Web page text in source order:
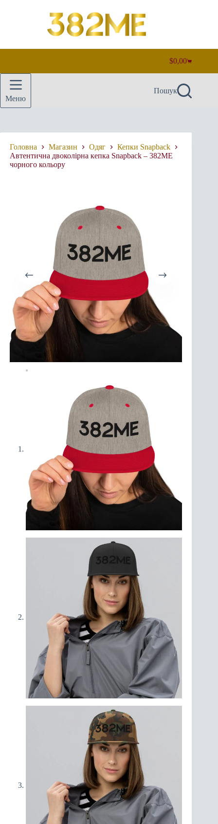
Кошик
$0,00
Меню
Пошук
Головна Магазин Одяг
Кепки Snapback
Автентична двоколірна кепка Snapback – 382ME
чорного кольору